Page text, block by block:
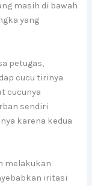
masih di bawah
yang
petugas,
cucu tirinya
cucunya
sendiri
karena kedua
melakukan
iritasi